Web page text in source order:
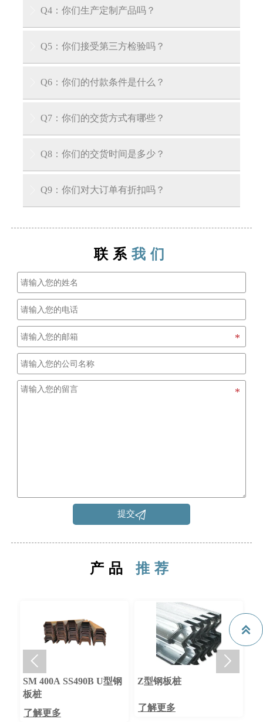
答：我们的工厂拥有专业认证，每件产品均按国
Q4：你们生产定制产品吗？
答：是的，我们拥有多年产品定制经验，可根据
Q5：你们接受第三方检验吗？
答：我们接受第三方检验：SGS、V-trust、TUV、
Q6：你们的付款条件是什么？
答：我们接受30%电汇预付款和70%交货前余款。
Q7：你们的交货方式有哪些？
答：EXW、FOB、CIF、CFR、DDU等。
Q8：你们的交货时间是多少？
A: 对于库存产品，我们可以在收到您的预付款后
Q9：你们对大订单有折扣吗？
联系 我们
提交
产品 推荐
SM 400A SS490B U型钢
板桩
了解更多
Z型钢板桩
了解更多
 
